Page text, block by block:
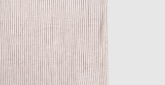
Slovakia
Slovenia
Spain